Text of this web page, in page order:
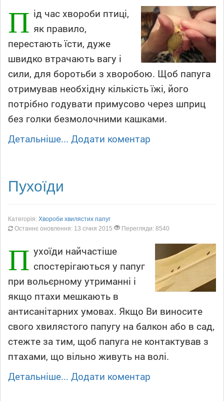
П ід час хвороби птиці,
як правило,
перестають їсти, дуже
швидко втрачають вагу і
сили, для боротьби з хворобою. Щоб папуга
отримував необхідну кількість їжі, його
потрібно годувати примусово через шприц
без голки безмолочними кашками.
Детальніше... Додати коментар
Пухоїди
Категорія: Хвороби хвилястих папуг
Останнє оновлення: 13 січня 2015
Перегляди: 8540
П ухоїди найчастіше
спостерігаються у папуг
при вольєрному утриманні і
якщо птахи мешкають в
антисанітарних умовах. Якщо Ви виносите
свого хвилястого папугу на балкон або в сад,
стежте за тим, щоб папуга не контактував з
птахами, що вільно живуть на волі.
Детальніше... Додати коментар